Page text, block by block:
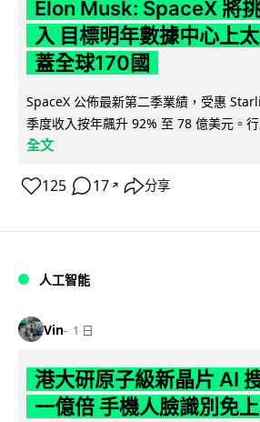
Elon Musk: SpaceX 將
入 目標明年數據中心上
蓋全球170國
SpaceX 公佈最新第二季業績，受惠
季度收入按年飆升 92% 至 78 億美元。
全文
125 17 ↗ 分享
人工智能
Vin 1 日
港大研原子級新晶片 AI
一億倍 手機人臉識別免